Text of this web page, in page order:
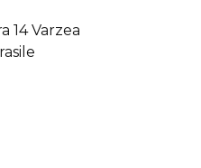
14 Varzea